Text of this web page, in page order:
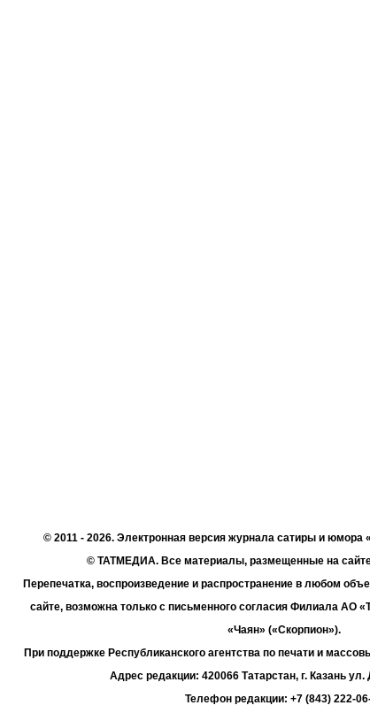
© 2011 - 2026. Электронная версия журнала сатиры и
© ТАТМЕДИА. Все материалы, размещенные на
Перепечатка, воспроизведение и распространение в любом
сайте, возможна только с письменного согласия Филиала АО
«Чаян» («Скорпион»).
При поддержке Республиканского агентства по печати и
Адрес редакции: 420066 Татарстан, г. Казань ул.
Телефон редакции: +7 (843) 222-